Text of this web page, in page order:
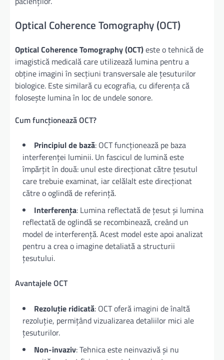
Optical Coherence Tomography (OCT)
Optical Coherence Tomography (OCT)este o tehnică de
imagistică medicală care utilizează lumina pentru a
obține imagini în secțiuni transversale ale țesuturilor
biologice. Este similară cu ecografia, cu diferența că
folosește lumina în loc de undele sonore.
Cum funcționează OCT?
Principiul de bază: OCT funcționează pe baza
interferenței luminii. Un fascicul de lumină este
împărțit în două: unul este direcționat către țesutul
care trebuie examinat, iar celălalt este direcționat
către o oglindă de referință.
Interferența: Lumina reflectată de țesut și lumina
reflectată de oglindă se recombinează, creând un
model de interferență. Acest model este apoi analizat
pentru a crea o imagine detaliată a structurii
țesutului.
Avantajele OCT
Rezoluție ridicată: OCT oferă imagini de înaltă
rezoluție, permițând vizualizarea detaliilor mici ale
țesuturilor.
Non-invaziv: Tehnica este neinvazivă și nu